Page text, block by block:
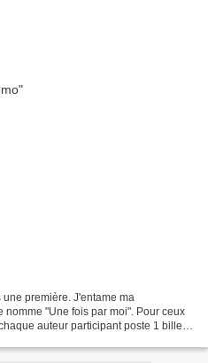
première. J'entame ma
"Une fois par moi". Pour ceux
auteur participant poste 1 billet